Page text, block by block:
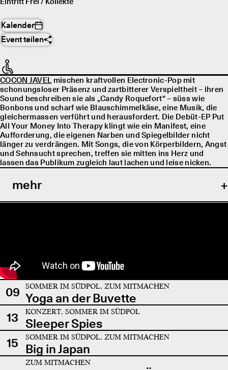
Kalender
Event teilen
COCON JAVELmischen kraftvollen Electronic-Pop mit
schonungsloser Präsenz und zartbitterer Verspieltheit – ihren
Sound beschreiben sie als „Candy Roquefort“ – süss wie
Bonbons und scharf wie Blauschimmelkäse, eine Musik, die
gleichermassen verführt und herausfordert. Die Debüt-EP Put
All Your Money Into Therapy klingt wie ein Manifest, eine
Aufforderung, die eigenen Narben und Spiegelbilder nicht
länger zu verdrängen. Mit Songs, die von Körperbildern, Angst
und Sehnsucht sprechen, treffen sie mitten ins Herz und
lassen das Publikum zugleich laut lachen und leise nicken.
mehr
09 SOMMER IM SÜDPOL, ZUM MITMACHEN
Yoga an der Buvette
13
KONZERT, SOMMER IM SÜDPOL
Sleeper Spies
15
SOMMER IM SÜDPOL, ZUM MITMACHEN
Big in Japan
ZUM MITMACHEN